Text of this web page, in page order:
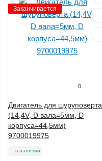
Заканчивается
0
Двигатель для шуруповерта
(14,4V, D вала=5мм, D
корпуса=44,5мм)
9700019975
в наличии